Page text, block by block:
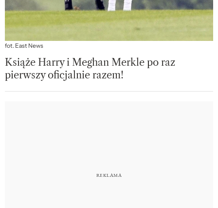
fot. East News
Książe Harry i Meghan Merkle po raz
pierwszy oficjalnie razem!